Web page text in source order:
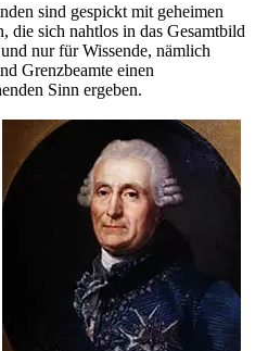
sind gespickt mit geheimen
die sich nahtlos in das Gesamtbild
nur für Wissende, nämlich
Grenzbeamte einen
Sinn ergeben.